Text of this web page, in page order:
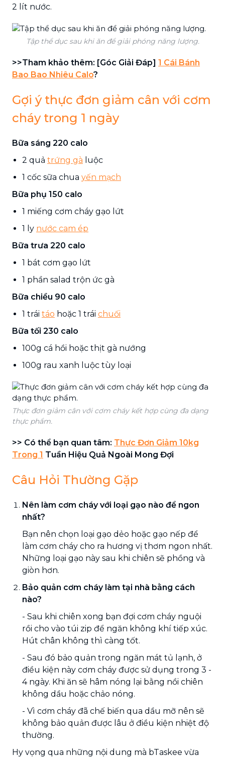
2 lít nước.
Tập thể dục sau khi ăn để giải phóng năng lượng.
>>Tham khảo thêm: [Góc Giải Đáp] 1 Cái Bánh
Bao Bao Nhiêu Calo?
Gợi ý thực đơn giảm cân với cơm
cháy trong 1 ngày
Bữa sáng 220 calo
2 quả trứng gà luộc
1 cốc sữa chua yến mạch
Bữa phụ 150 calo
1 miếng cơm cháy gạo lứt
1 ly nước cam ép
Bữa trưa 220 calo
1 bát cơm gạo lứt
1 phần salad trộn ức gà
Bữa chiều 90 calo
1 trái táo hoặc 1 trái chuối
Bữa tối 230 calo
100g cá hồi hoặc thịt gà nướng
100g rau xanh luộc tùy loại
Thực đơn giảm cân với cơm cháy kết hợp cùng đa dạng
thực phẩm.
>> Có thể bạn quan tâm: Thực Đơn Giảm 10kg
Trong 1 Tuần Hiệu Quả Ngoài Mong Đợi
Câu Hỏi Thường Gặp
Nên làm cơm cháy với loại gạo nào để ngon
nhất?
Bạn nên chọn loại gạo dẻo hoặc gạo nếp để
làm cơm cháy cho ra hương vị thơm ngon nhất.
Những loại gạo này sau khi chiên sẽ phồng và
giòn hơn.
Bảo quản cơm cháy làm tại nhà bằng cách
nào?
- Sau khi chiên xong bạn đợi cơm cháy nguội
rồi cho vào túi zip để ngăn không khí tiếp xúc.
Hút chân không thì càng tốt.
- Sau đó bảo quản trong ngăn mát tủ lạnh, ở
điều kiện này cơm cháy được sử dụng trong 3 -
4 ngày. Khi ăn sẽ hâm nóng lại bằng nồi chiên
không dầu hoặc chảo nóng.
- Vì cơm cháy đã chế biến qua dầu mỡ nên sẽ
không bảo quản được lâu ở điều kiện nhiệt độ
thường.
Hy vọng qua những nội dung mà bTaskee vừa